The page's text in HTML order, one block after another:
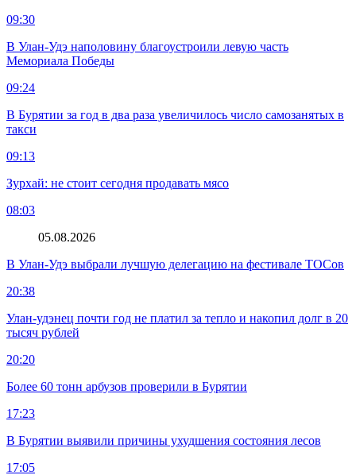
09:30
В Улан-Удэ наполовину благоустроили левую часть
Мемориала Победы
09:24
В Бурятии за год в два раза увеличилось число самозанятых в
такси
09:13
Зурхай: не стоит сегодня продавать мясо
08:03
05.08.2026
В Улан-Удэ выбрали лучшую делегацию на фестивале ТОСов
20:38
Улан-удэнец почти год не платил за тепло и накопил долг в 20
тысяч рублей
20:20
Более 60 тонн арбузов проверили в Бурятии
17:23
В Бурятии выявили причины ухудшения состояния лесов
17:05